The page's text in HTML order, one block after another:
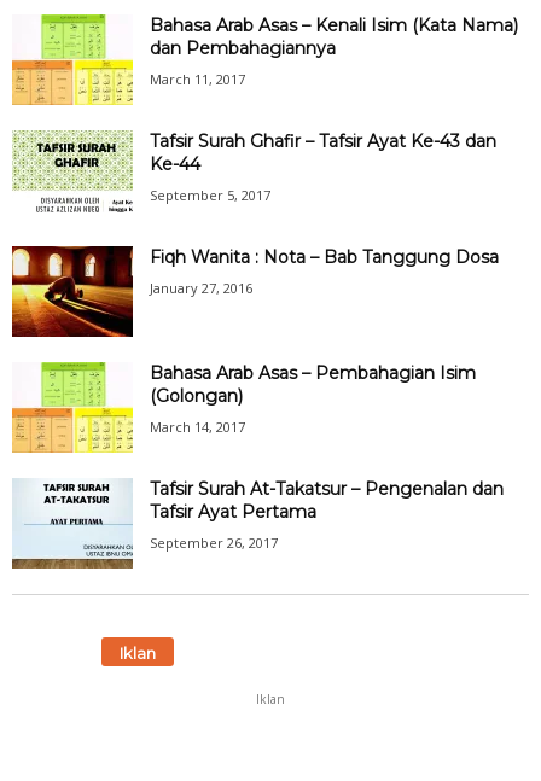
Bahasa Arab Asas – Kenali Isim (Kata Nama)
dan Pembahagiannya
March 11, 2017
Tafsir Surah Ghafir – Tafsir Ayat Ke-43 dan
Ke-44
September 5, 2017
Fiqh Wanita : Nota – Bab Tanggung Dosa
January 27, 2016
Bahasa Arab Asas – Pembahagian Isim
(Golongan)
March 14, 2017
Tafsir Surah At-Takatsur – Pengenalan dan
Tafsir Ayat Pertama
September 26, 2017
Iklan
Iklan